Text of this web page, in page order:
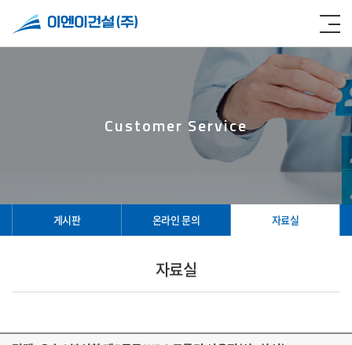
Customer Service
게시판 온라인 문의 자료실
자료실